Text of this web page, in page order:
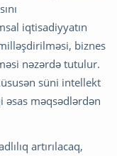
iqtisadiyyatın
biznes
nəzərdə tutulur.
süni intellekt
əsas məqsədlərdən
artırılacaq,